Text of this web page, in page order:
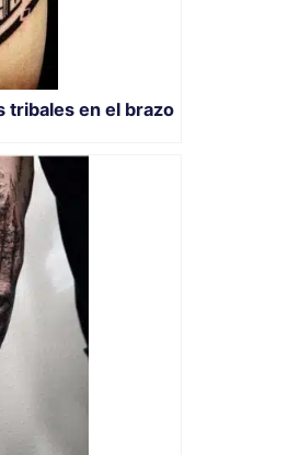
tribales en el brazo